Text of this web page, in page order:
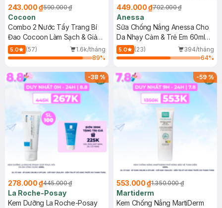
243.000 ₫590.000 ₫
Cocoon
Combo 2 Nước Tẩy Trang Bí
Đao Cocoon Làm Sạch & Giảm
Dầu 500ml
5.0 (57)
1.6k/tháng
89%
449.000 ₫702.000 ₫
Anessa
Sữa Chống Nắng Anessa Cho
Da Nhạy Cảm & Trẻ Em 60ml
(Mới)
5.0 (23)
394/tháng
64%
-38%
278.000 ₫445.000 ₫
La Roche-Posay
Kem Dưỡng La Roche-Posay
-59%
553.000 ₫1.350.000 ₫
Martiderm
Kem Chống Nắng MartiDerm